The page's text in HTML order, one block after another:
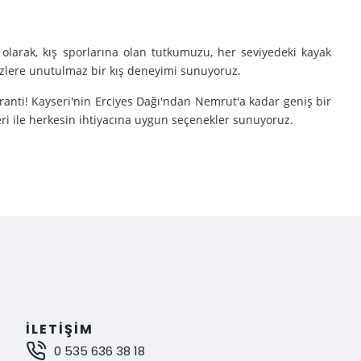
kış sporlarına olan tutkumuzu, her seviyedeki kayak
unutulmaz bir kış deneyimi sunuyoruz.
Kayseri'nin Erciyes Dağı'ndan Nemrut'a kadar geniş bir
ile herkesin ihtiyacına uygun seçenekler sunuyoruz.
çıkarıyoruz.
bir deneyim sunuyoruz.
İLETIŞIM
0 535 636 38 18